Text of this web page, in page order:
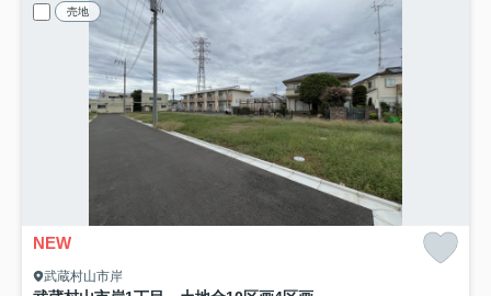
売地
NEW
武蔵村山市岸